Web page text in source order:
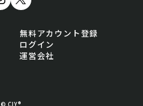
無料アカウント登録
ログイン
運営会社
© CIY®